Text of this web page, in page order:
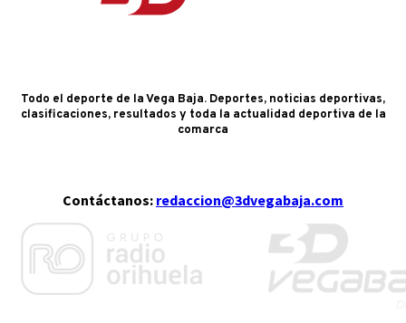
Todo el deporte de la Vega Baja. Deportes, noticias deportivas,
clasificaciones, resultados y toda la actualidad deportiva de la
comarca
Contáctanos: redaccion@3dvegabaja.com